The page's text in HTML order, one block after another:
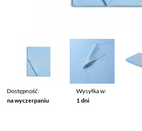
Dostępność:
na wyczerpaniu
Wysyłka w:
1 dni